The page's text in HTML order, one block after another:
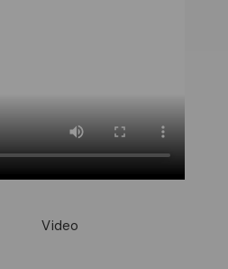
Video